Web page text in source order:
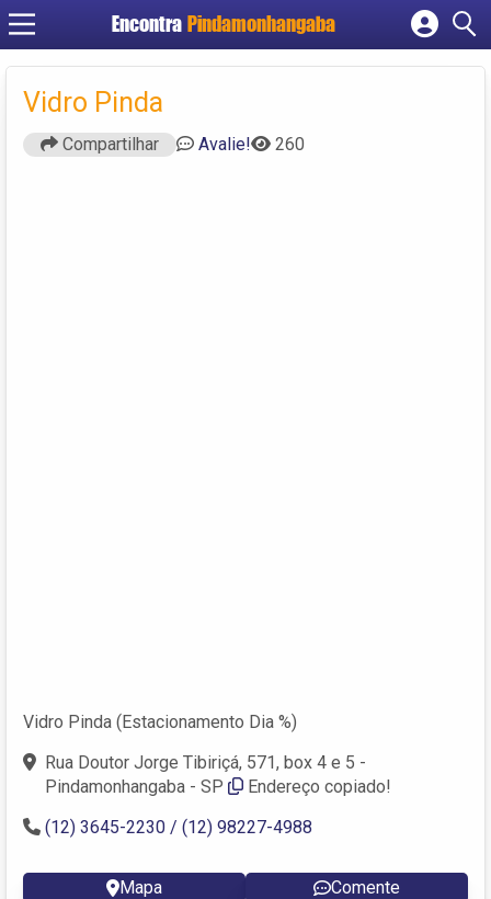
Encontra Pindamonhangaba
Cadastrar empresa
Vidro Pinda
Compartilhar Avalie! 260
Vidro Pinda (Estacionamento Dia %)
Rua Doutor Jorge Tibiriçá, 571, box 4 e 5 -
Pindamonhangaba - SP
Endereço copiado!
(12) 3645-2230 / (12) 98227-4988
Mapa Comente